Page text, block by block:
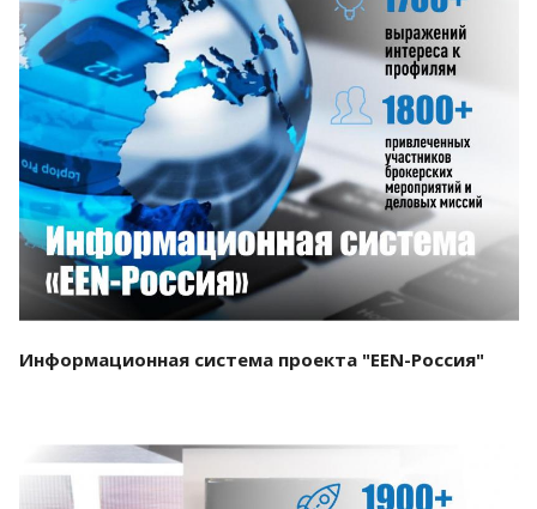
Смотреть проект
Информационная система проекта "EEN-Россия"